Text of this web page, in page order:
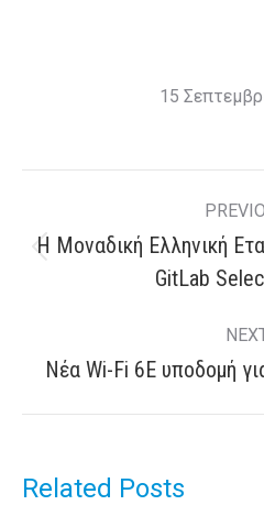
15
Post
navigation
Η Μοναδική Ελληνική
GitLab
Nέα Wi-Fi 6E υποδομή
Related Posts